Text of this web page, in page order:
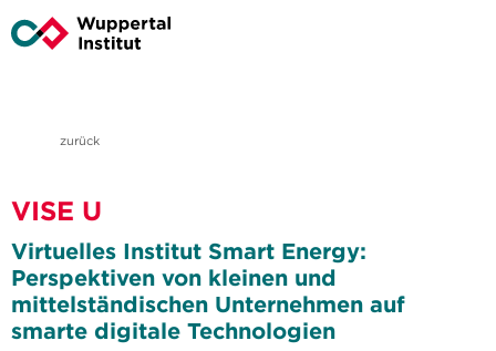
zurück
VISE U
Virtuelles Institut Smart Energy:
Perspektiven von kleinen und
mittelständischen Unternehmen auf
smarte digitale Technologien